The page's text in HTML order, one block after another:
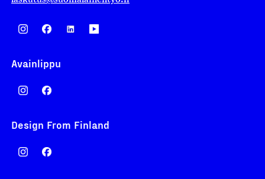
Avainlippu
Design From Finland